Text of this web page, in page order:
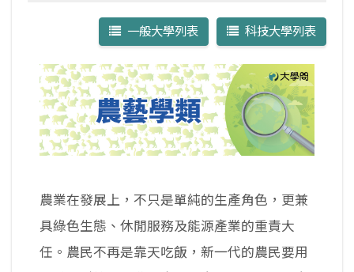
科技大學列表
一般大學列表
農業在發展上，不只是單純的生產角色，更兼
具綠色生態、休閒服務及能源產業的重責大
任。農民不再是靠天吃飯，新一代的農民要用